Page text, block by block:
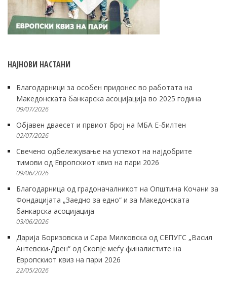
НАЈНОВИ НАСТАНИ
Благодарници за особен придонес во работата на
Македонската банкарска асоцијација во 2025 година
09/07/2026
Објавен дваесет и првиот број на МБА Е-билтен
02/07/2026
Свечено одбележување на успехот на најдобрите
тимови од Европскиот квиз на пари 2026
09/06/2026
Благодарница од градоначалникот на Општина Кочани за
Фондацијата „Заедно за едно“ и за Македонската
банкарска асоцијација
03/06/2026
Дарија Боризовска и Сара Милковска од СЕПУГС „Васил
Антевски-Дрен“ од Скопје меѓу финалистите на
Европскиот квиз на пари 2026
22/05/2026